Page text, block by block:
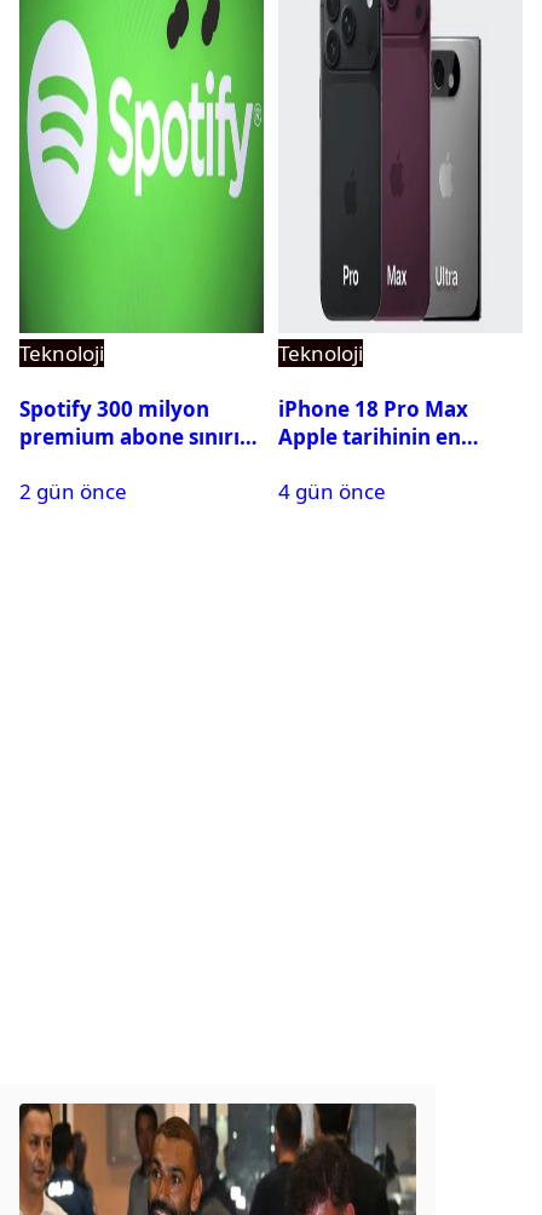
Teknoloji
Spotify 300 milyon
premium abone sınırını
2 gün önce
Teknoloji
iPhone 18 Pro Max
Apple tarihinin en
4 gün önce